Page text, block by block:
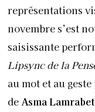
représentations
novembre s’est
saisissante
Lipsync de la
au mot et au
deAsma Lamrabet